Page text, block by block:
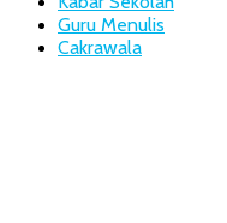
Guru Menulis
Cakrawala